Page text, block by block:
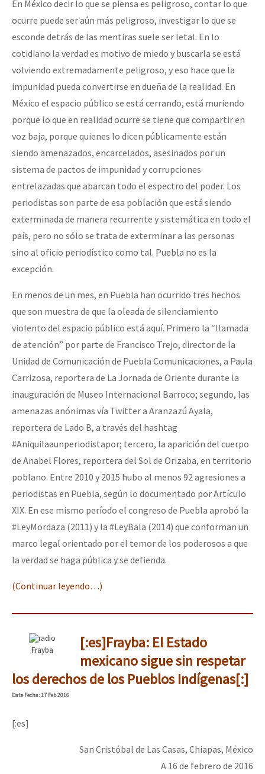
En México decir lo que se piensa es peligroso, contar lo que
ocurre puede ser aún más peligroso, investigar lo que se
esconde detrás de las mentiras suele ser letal. En lo
cotidiano la verdad es motivo de miedo y buscarla se está
volviendo extremadamente peligroso, y eso hace que la
impunidad pueda convertirse en dueña de la realidad. En
México el espacio público se está cerrando, está muriendo
porque lo que en realidad ocurre se tiene que compartir en
voz baja, porque quienes lo dicen públicamente están
siendo amenazados, encarcelados, asesinados por un
sistema de pactos de impunidad y corrupciones
entrelazadas que abarcan todo el espectro del poder. Los
periodistas son parte de esa población que está siendo
exterminada de manera recurrente y sistemática en todo el
país, pero no sólo se trata de exterminar a las personas
sino al oficio periodístico como tal. Puebla no es la
excepción.
En menos de un mes, en Puebla han ocurrido tres hechos
que son muestra de que la oleada de silenciamiento
violento del espacio público está aquí. Primero la “llamada
de atención” por parte de Francisco Trejo, director de la
Unidad de Comunicación de Puebla Comunicaciones, a Paula
Carrizosa, reportera de La Jornada de Oriente durante la
inauguración de Museo Internacional Barroco; segundo, las
amenazas anónimas vía Twitter a Aranzazú Ayala,
reportera de Lado B, a través del hashtag
#Aniquilaaunperiodistapor; tercero, la aparición del cuerpo
de Anabel Flores, reportera del Sol de Orizaba, en territorio
poblano. Entre 2010 y 2015 hubo al menos 92 agresiones a
periodistas en Puebla, según lo documentado por Artículo
XIX. En ese mismo período el congreso de Puebla aprobó la
#LeyMordaza (2011) y la #LeyBala (2014) que conforman un
marco legal orientado por el temor de los poderosos a que
la verdad se haga pública y se defienda.
(Continuar leyendo…)
Frayba
[:es]Frayba: El Estado
mexicano sigue sin respetar
los derechos de los Pueblos Indígenas[:]
DateFecha: 17 Feb 2016
[:es]
San Cristóbal de Las Casas, Chiapas, México
A 16 de febrero de 2016